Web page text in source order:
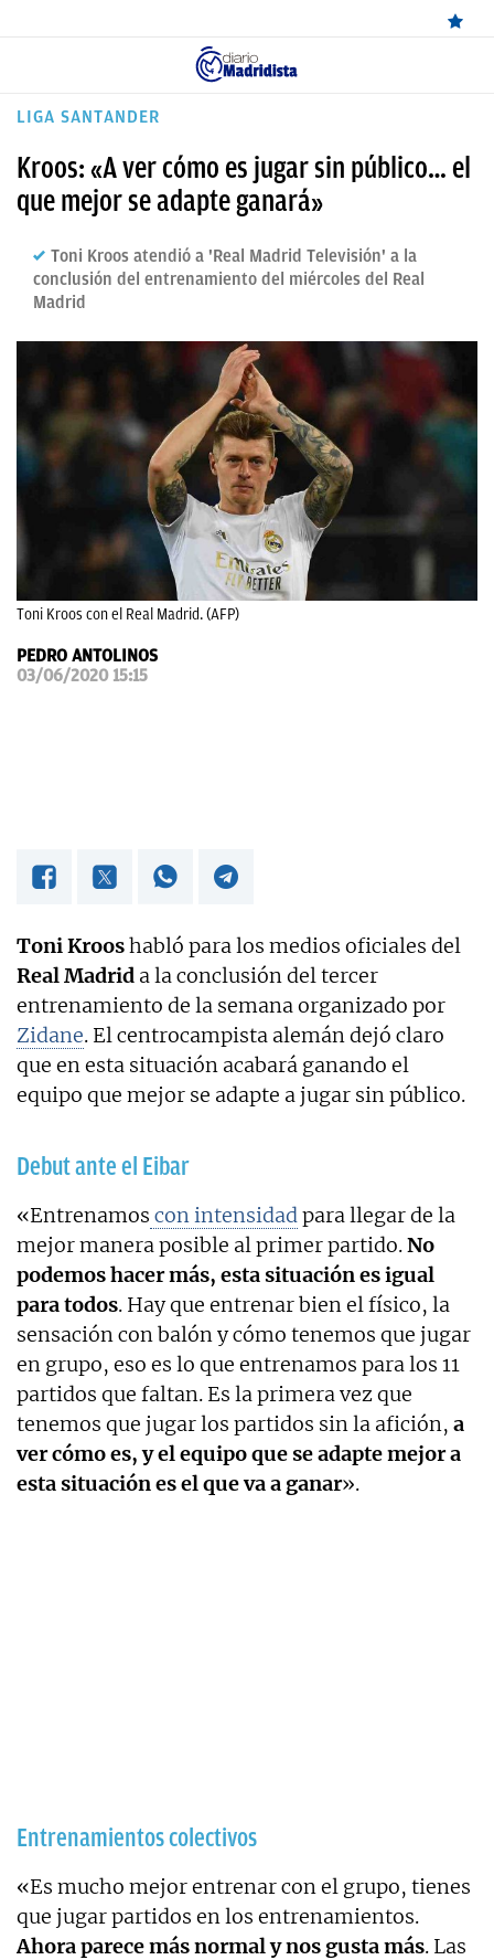
ÚLTIMAS
REAL
BALONCESTO
FICHAJES
FEMENINO
LIGA SANTANDER
Kroos: «A ver cómo es jugar sin público… el
que mejor se adapte ganará»
Toni Kroos atendió a 'Real Madrid Televisión' a la
conclusión del entrenamiento del miércoles del Real
Madrid
Toni Kroos con el Real Madrid. (AFP)
PEDRO ANTOLINOS
03/06/2020 15:15
Toni Krooshabló para los medios oficiales del
Real Madrid a la conclusión del tercer
entrenamiento de la semana organizado por
Zidane. El centrocampista alemán dejó claro
que en esta situación acabará ganando el
equipo que mejor se adapte a jugar sin público.
Debut ante el Eibar
«Entrenamos con intensidadpara llegar de la
mejor manera posible al primer partido.No
podemos hacer más, esta situación es igual
para todos. Hay que entrenar bien el físico, la
sensación con balón y cómo tenemos que jugar
en grupo, eso es lo que entrenamos para los 11
partidos que faltan. Es la primera vez que
tenemos que jugar los partidos sin la afición, a
ver cómo es, y el equipo que se adapte mejor a
esta situación es el que va a ganar».
Entrenamientos colectivos
«Es mucho mejor entrenar con el grupo, tienes
que jugar partidos en los entrenamientos.
Ahora parece más normal y nos gusta más. Las